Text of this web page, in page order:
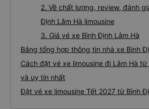
2. Về chất lượng, review, đánh
Định Lâm Hà limousine
3. Giá vé xe Bình Định Lâm Hà
Bảng tổng hợp thông tin nhà xe Bình
Cách đặt vé xe limousine đi Lâm Hà
và uy tín nhất
Đặt vé xe limousine Tết 2027 từ Bình